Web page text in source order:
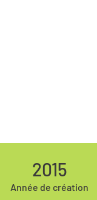
2015
Année de création